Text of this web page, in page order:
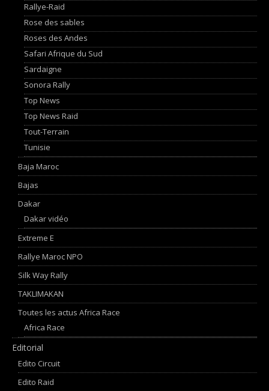
Rallye-Raid
Rose des sables
Roses des Andes
Safari Afrique du Sud
Sardaigne
Sonora Rally
Top News
Top News Raid
Tout-Terrain
Tunisie
Baja Maroc
Bajas
Dakar
Dakar vidéo
Extreme E
Rallye Maroc NPO
Silk Way Rally
TAKLIMAKAN
Toutes les actus Africa Race
Africa Race
Editorial
Edito Circuit
Edito Raid